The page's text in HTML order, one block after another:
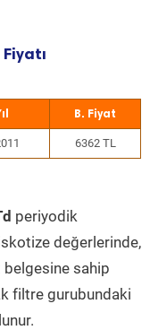
6362 TL
periyodik
değerlerinde,
belgesine sahip
filtre gurubundaki